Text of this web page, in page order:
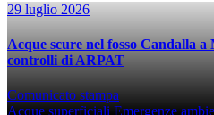
29 luglio 2026
Acque scure nel fosso Candalla
controlli di ARPAT
Comunicato stampa
Acque superficiali Emergenze